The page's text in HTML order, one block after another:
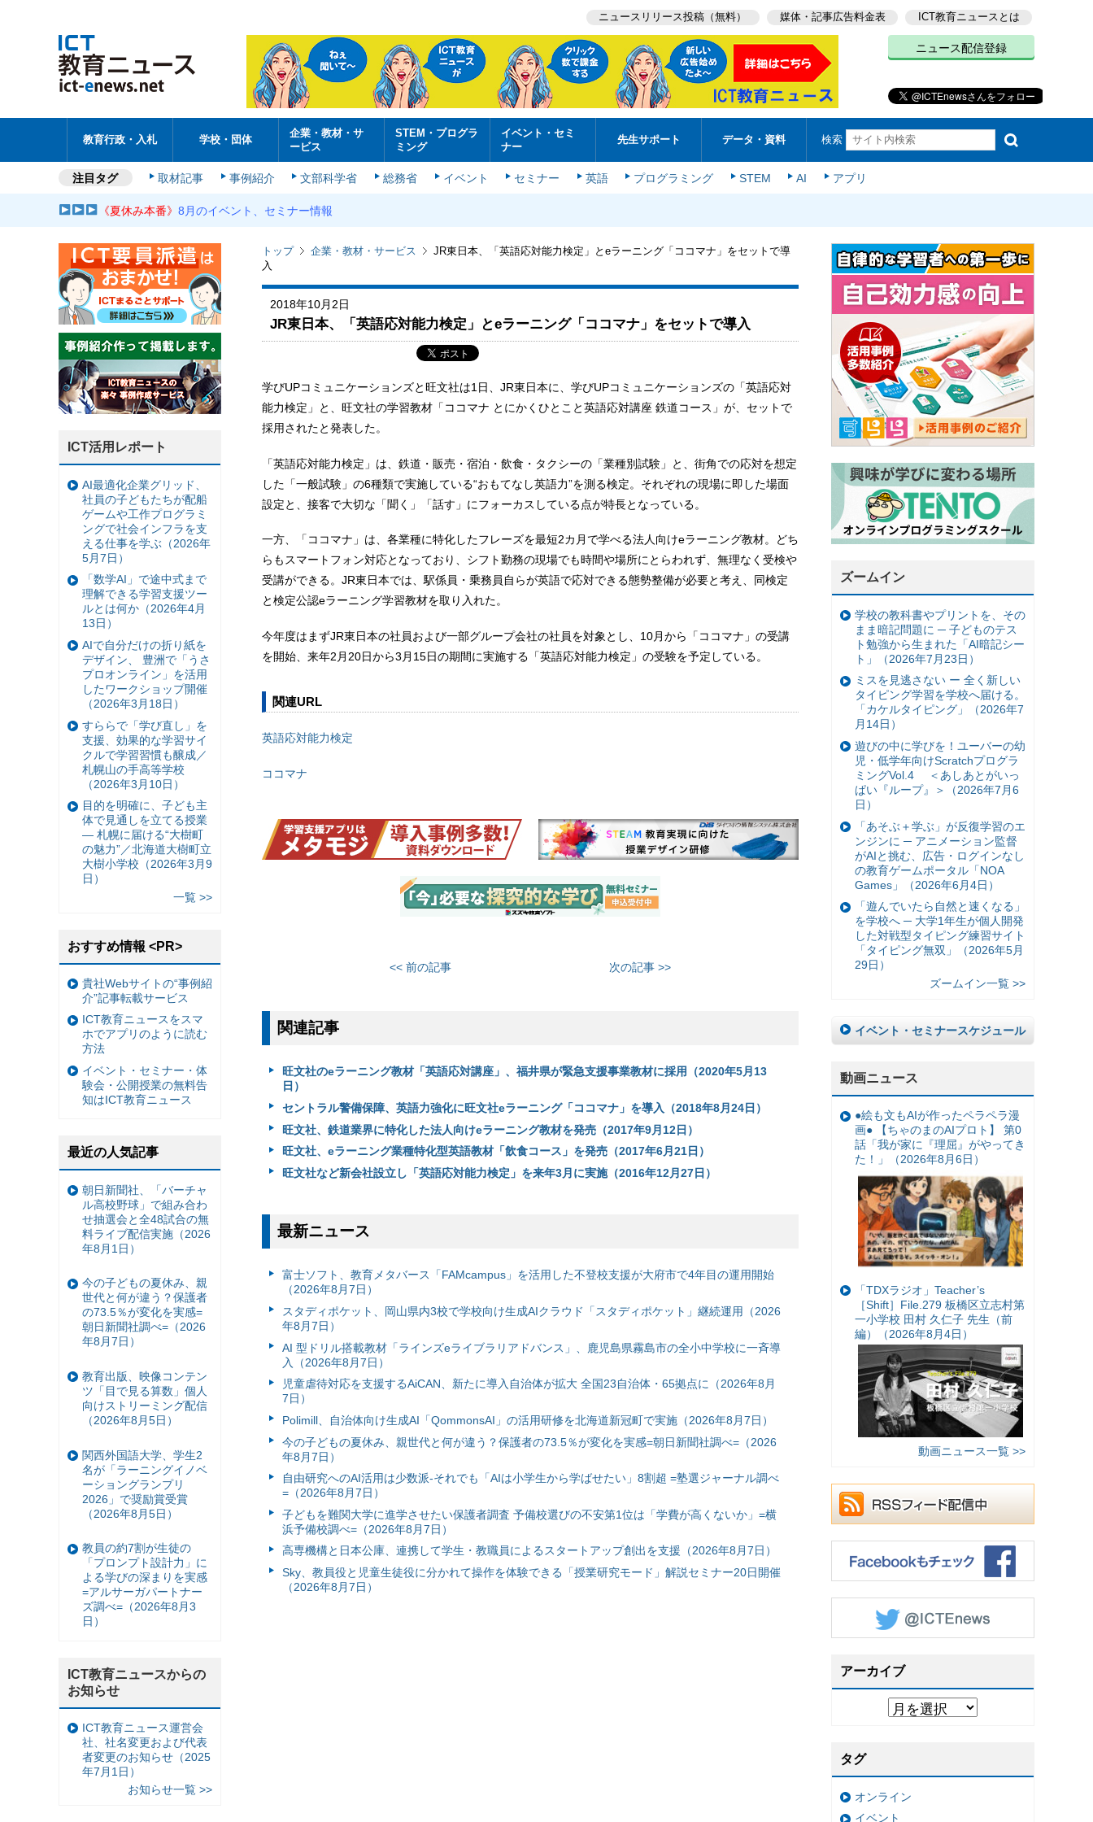
ニュースリリース投稿（無料） 媒体・記事広告料金表 ICT教育ニュースとは
ニュース配信登録
教育行政・入札 学校・団体
企業・教材・サ
ービス
STEM・プログラ
ミング
イベント・セミ
ナー
先生サポート データ・資料 検索
注目タグ 取材記事 事例紹介 文部科学省 総務省 イベント セミナー 英語 プログラミング STEM AI アプリ
《夏休み本番》8月のイベント、セミナー情報
トップ 企業・教材・サービス
JR東日本、「英語応対能力検定」とeラーニング「ココマナ」をセットで導
入
2018年10月2日
JR東日本、「英語応対能力検定」とeラーニング「ココマナ」をセットで導入
学びUPコミュニケーションズと旺文社は1日、JR東日本に、学びUPコミュニケーションズの「英語応対
能力検定」と、旺文社の学習教材「ココマナ とにかくひとこと英語応対講座 鉄道コース」が、セットで
採用されたと発表した。
「英語応対能力検定」は、鉄道・販売・宿泊・飲食・タクシーの「業種別試験」と、街角での応対を想定
した「一般試験」の6種類で実施している“おもてなし英語力”を測る検定。それぞれの現場に即した場面
設定と、接客で大切な「聞く」「話す」にフォーカスしている点が特長となっている。
一方、「ココマナ」は、各業種に特化したフレーズを最短2カ月で学べる法人向けeラーニング教材。どち
らもスマートフォン対応となっており、シフト勤務の現場でも時間や場所にとらわれず、無理なく受検や
受講ができる。JR東日本では、駅係員・乗務員自らが英語で応対できる態勢整備が必要と考え、同検定
と検定公認eラーニング学習教材を取り入れた。
今年度はまずJR東日本の社員および一部グループ会社の社員を対象とし、10月から「ココマナ」の受講
を開始、来年2月20日から3月15日の期間に実施する「英語応対能力検定」の受験を予定している。
関連URL
英語応対能力検定
ココマナ
<< 前の記事 次の記事 >>
関連記事
旺文社のeラーニング教材「英語応対講座」、福井県が緊急支援事業教材に採用（2020年5月13
日）
セントラル警備保障、英語力強化に旺文社eラーニング「ココマナ」を導入（2018年8月24日）
旺文社、鉄道業界に特化した法人向けeラーニング教材を発売（2017年9月12日）
旺文社、eラーニング業種特化型英語教材「飲食コース」を発売（2017年6月21日）
旺文社など新会社設立し「英語応対能力検定」を来年3月に実施（2016年12月27日）
最新ニュース
富⼠ソフト、教育メタバース「FAMcampus」を活用した不登校支援が大府市で4年目の運用開始
（2026年8月7日）
スタディポケット、岡山県内3校で学校向け生成AIクラウド「スタディポケット」継続運用（2026
年8月7日）
AI 型ドリル搭載教材「ラインズeライブラリアドバンス」、鹿児島県霧島市の全小中学校に一斉導
入（2026年8月7日）
児童虐待対応を支援するAiCAN、新たに導入自治体が拡大 全国23自治体・65拠点に（2026年8月
7日）
Polimill、自治体向け生成AI「QommonsAI」の活用研修を北海道新冠町で実施（2026年8月7日）
今の子どもの夏休み、親世代と何が違う？保護者の73.5％が変化を実感=朝日新聞社調べ=（2026
年8月7日）
自由研究へのAI活用は少数派-それでも「AIは小学生から学ばせたい」8割超 =塾選ジャーナル調べ
=（2026年8月7日）
子どもを難関大学に進学させたい保護者調査 予備校選びの不安第1位は「学費が高くないか」=横
浜予備校調べ=（2026年8月7日）
高専機構と日本公庫、連携して学生・教職員によるスタートアップ創出を支援（2026年8月7日）
Sky、教員役と児童生徒役に分かれて操作を体験できる「授業研究モード」解説セミナー20日開催
（2026年8月7日）
ズームイン
学校の教科書やプリントを、その
まま暗記問題に ─ 子どものテス
ト勉強から生まれた「AI暗記シー
ト」（2026年7月23日）
ミスを見逃さない ー 全く新しい
タイピング学習を学校へ届ける。
「カケルタイピング」（2026年7
月14日）
遊びの中に学びを！ユーバーの幼
児・低学年向けScratchプログラ
ミングVol.4 ＜あしあとがいっ
ぱい『ループ』＞（2026年7月6
日）
「あそぶ＋学ぶ」が反復学習のエ
ンジンに ─ アニメーション監督
がAIと挑む、広告・ログインなし
の教育ゲームポータル「NOA
Games」（2026年6月4日）
「遊んでいたら自然と速くなる」
を学校へ ─ 大学1年生が個人開発
した対戦型タイピング練習サイト
「タイピング無双」（2026年5月
29日）
ズームイン一覧 >>
イベント・セミナースケジュール
動画ニュース
●絵も文もAIが作ったペラペラ漫
画● 【ちゃのまのAIプロト】 第0
話「我が家に『理屈』がやってき
た！」（2026年8月6日）
「TDXラジオ」Teacher’s
［Shift］File.279 板橋区立志村第
一小学校 田村 久仁子 先生（前
編）（2026年8月4日）
動画ニュース一覧 >>
アーカイブ
タグ
オンライン
イベント
ICT活用レポート
AI最適化企業グリッド、
社員の子どもたちが配船
ゲームや工作プログラミ
ングで社会インフラを支
える仕事を学ぶ（2026年
5月7日）
「数学AI」で途中式まで
理解できる学習支援ツー
ルとは何か（2026年4月
13日）
AIで自分だけの折り紙を
デザイン、 豊洲で「うさ
プロオンライン」を活用
したワークショップ開催
（2026年3月18日）
すららで「学び直し」を
支援、効果的な学習サイ
クルで学習習慣も醸成／
札幌山の手高等学校
（2026年3月10日）
目的を明確に、子ども主
体で見通しを立てる授業
— 札幌に届ける“大樹町
の魅力”／北海道大樹町立
大樹小学校（2026年3月9
日）
一覧 >>
おすすめ情報 <PR>
貴社Webサイトの“事例紹
介”記事転載サービス
ICT教育ニュースをスマ
ホでアプリのように読む
方法
イベント・セミナー・体
験会・公開授業の無料告
知はICT教育ニュース
最近の人気記事
朝日新聞社、「バーチャ
ル高校野球」で組み合わ
せ抽選会と全48試合の無
料ライブ配信実施（2026
年8月1日）
今の子どもの夏休み、親
世代と何が違う？保護者
の73.5％が変化を実感=
朝日新聞社調べ=（2026
年8月7日）
教育出版、映像コンテン
ツ「目で見る算数」個人
向けストリーミング配信
（2026年8月5日）
関西外国語大学、学生2
名が「ラーニングイノベ
ーショングランプリ
2026」で奨励賞受賞
（2026年8月5日）
教員の約7割が生徒の
「プロンプト設計力」に
よる学びの深まりを実感
=アルサーガパートナー
ズ調べ=（2026年8月3
日）
ICT教育ニュースからの
お知らせ
ICT教育ニュース運営会
社、社名変更および代表
者変更のお知らせ（2025
年7月1日）
お知らせ一覧 >>